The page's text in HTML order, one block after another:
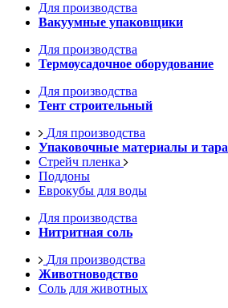
Для производства
Вакуумные упаковщики
Для производства
Термоусадочное оборудование
Для производства
Тент строительный
Для производства
Упаковочные материалы и тара
Стрейч пленка
Поддоны
Еврокубы для воды
Для производства
Нитритная соль
Для производства
Животноводство
Соль для животных